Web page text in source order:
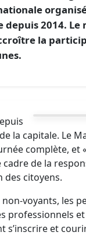
2014. Le
la
la capitale. Le
complète, et
de la
des citoyens.
voyants, les
professionnels
s’inscrire et